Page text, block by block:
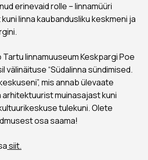
erinevaid rolle – linnamüüri
linna kaubandusliku keskmeni ja
Tartu linnamuuseum Keskpargi Poe
välinäituse “Südalinna sündimised.
mis annab ülevaate
muinasajast kuni
tulekuni. Olete
osa saama!
siit.